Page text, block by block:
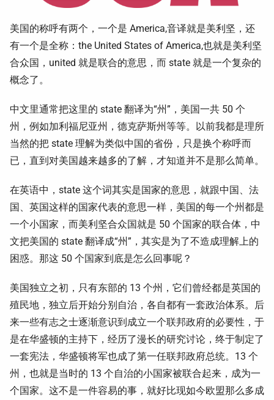
美国的称呼有两个，一个是 America,音译就是美利坚，还
有一个是全称：the United States of America,也就是美利坚
合众国，united 就是联合的意思，而 state 就是一个复杂的
概念了。
中文里通常把这里的 state 翻译为“州”，美国一共 50 个
州，例如加利福尼亚州，德克萨斯州等等。以前我都是理所
当然的把 state 理解为类似中国的省份，只是换个称呼而
已，直到对美国越来越多的了解，才知道并不是那么简单。
在英语中，state 这个词其实是国家的意思，就跟中国、法
国、英国这样的国家代表的意思一样，美国的每一个州都是
一个小国家，而美利坚合众国就是 50 个国家的联合体，中
文把美国的 state 翻译成“州”，其实是为了不造成理解上的
困惑。那这 50 个国家到底是怎么回事呢？
美国独立之初，只有东部的 13 个州，它们曾经都是英国的
殖民地，独立后开始分别自治，各自都有一套政治体系。后
来一些有志之士逐渐意识到成立一个联邦政府的必要性，于
是在华盛顿的主持下，经历了漫长的研究讨论，终于制定了
一套宪法，华盛顿将军也成了第一任联邦政府总统。13 个
州，也就是当时的 13 个自治的小国家被联合起来，成为一
个国家。这不是一件容易的事，就好比现如今欧盟那么多成